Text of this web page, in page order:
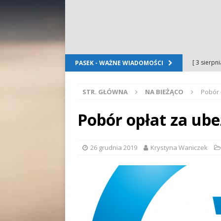
PASEK - WAŻNE WIADOMOŚCI [ 3
[ 2
[ 2
[ 2
Folkloru
STR. GŁÓWNA NA BIEŻĄCO Pobór
Pobór opłat za
26 grudnia 2019 Krystyna Waniczek